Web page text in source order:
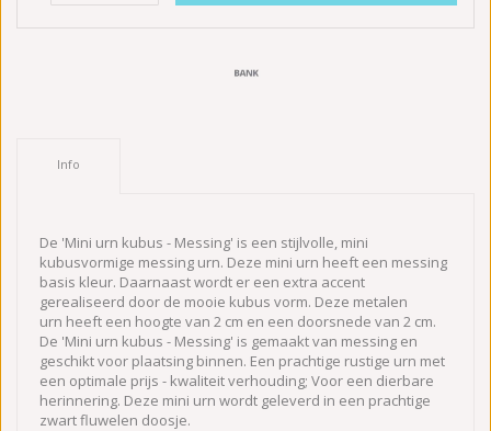
Info
De 'Mini urn kubus - Messing' is een stijlvolle, mini
kubusvormige messing urn. Deze mini urn heeft een messing
basis kleur. Daarnaast wordt er een extra accent
gerealiseerd door de mooie kubus vorm. Deze metalen
urn heeft een hoogte van 2 cm en een doorsnede van 2 cm.
De 'Mini urn kubus - Messing' is gemaakt van messing en
geschikt voor plaatsing binnen. Een prachtige rustige urn met
een optimale prijs - kwaliteit verhouding; Voor een dierbare
herinnering. Deze mini urn wordt geleverd in een prachtige
zwart fluwelen doosje.